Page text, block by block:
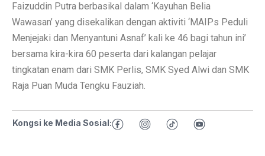
Faizuddin Putra berbasikal dalam ‘Kayuhan Belia
Wawasan’ yang disekalikan dengan aktiviti ‘MAIPs Peduli
Menjejaki dan Menyantuni Asnaf’ kali ke 46 bagi tahun ini’
bersama kira-kira 60 peserta dari kalangan pelajar
tingkatan enam dari SMK Perlis, SMK Syed Alwi dan SMK
Raja Puan Muda Tengku Fauziah.
Kongsi ke Media Sosial: